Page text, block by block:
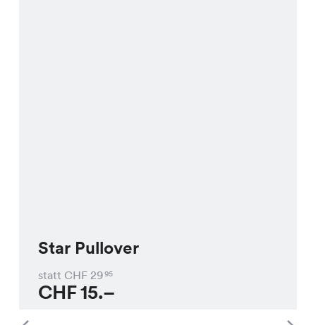
Star Pullover
statt CHF 2995
CHF15.–